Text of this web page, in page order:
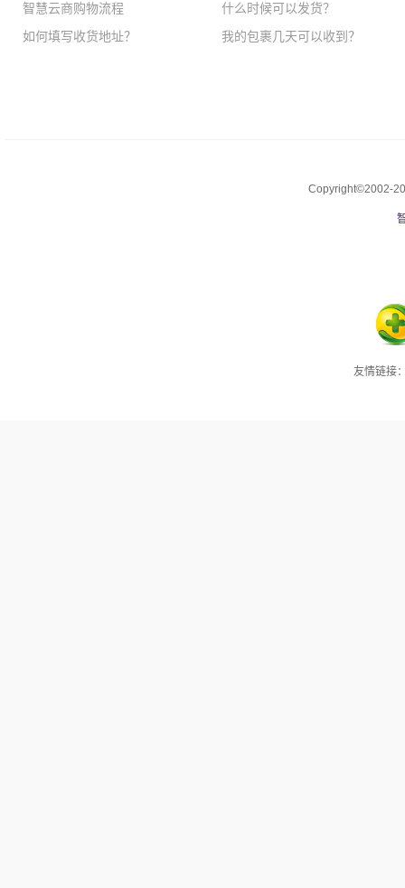
智慧云商购物流程
如何填写收货地址？
什么时候可以发货？
我的包裹几天可以收到？
Copyright©2002-
友情链接